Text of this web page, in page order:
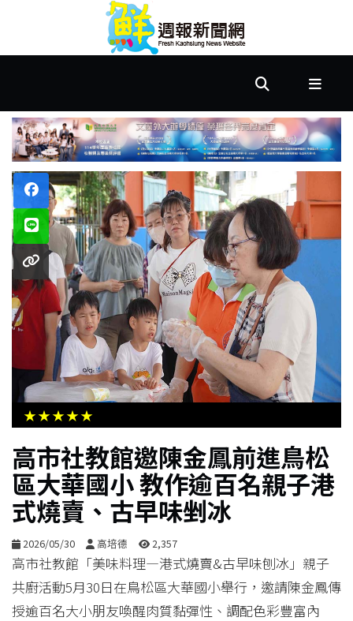
首
市
政
文
教
樂
活
居
生
活
合
影
音
購
物
★★★★★
高市社教館邀陳金鳳前進鳥松
區大華國小 教作逾百名親子港
式燒賣、古早味剉冰
2026/05/30 高培德 2,357
高市社教館「美味料理—港式燒賣&古早味刨冰」親子
共廚活動5月30日在鳥松區大華國小舉行，邀請陳金鳳傳
授逾百名大小朋友喚醒肉質黏彈性、調配色彩豐富內